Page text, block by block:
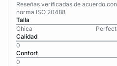
Reseñas verificadas de acuerdo
norma ISO 20488
Talla
Chica
Calidad
0
Confort
0